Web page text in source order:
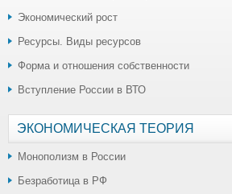
Экономический рост
Ресурсы. Виды ресурсов
Форма и отношения собственности
Вступление России в ВТО
ЭКОНОМИЧЕСКАЯ ТЕОРИЯ
Монополизм в России
Безработица в РФ